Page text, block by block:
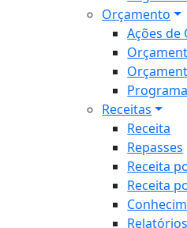
Orçamento
Ações de
Receitas
Receita
Repasses
Receita
Receita